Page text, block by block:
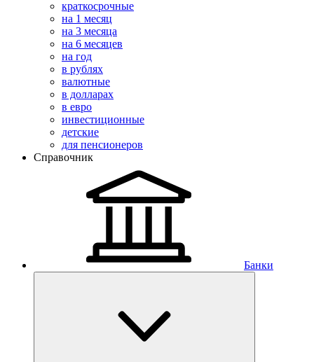
краткосрочные
на 1 месяц
на 3 месяца
на 6 месяцев
на год
в рублях
валютные
в долларах
в евро
инвестиционные
детские
для пенсионеров
Справочник
Банки